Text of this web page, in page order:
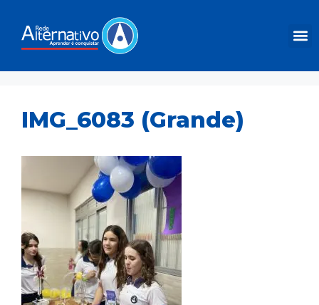
IMG_6083 (Grande)